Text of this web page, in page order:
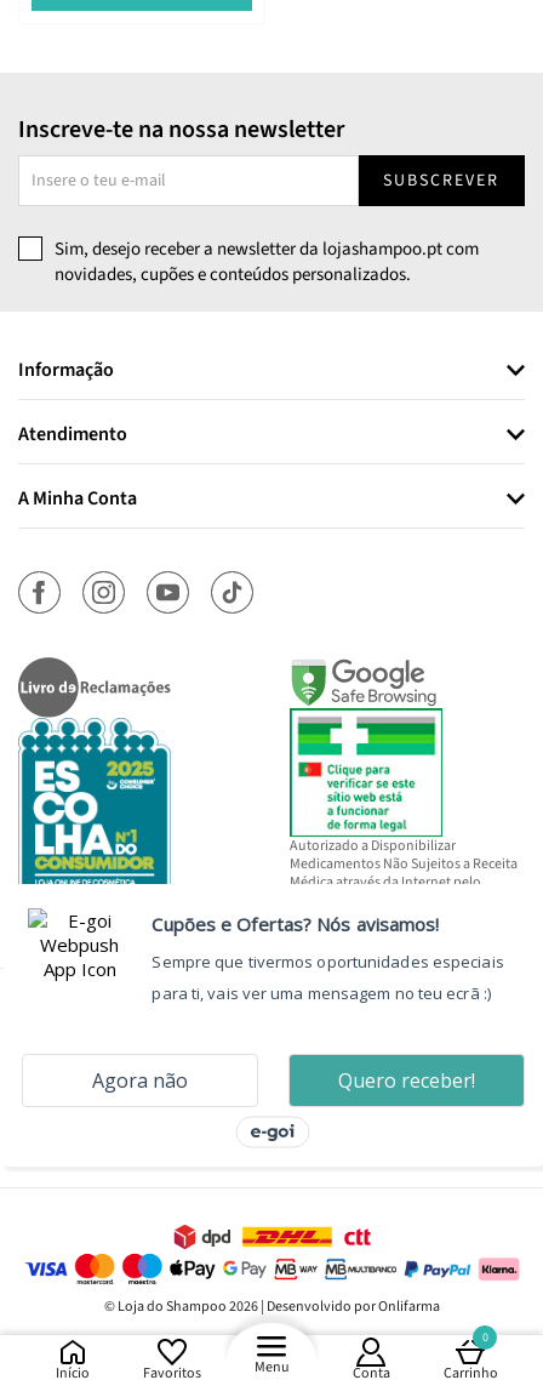
Início Favoritos Menu Conta
0
Carrinho
Inscreve-te na nossa newsletter
SUBSCREVER
Sim, desejo receber a newsletter da lojashampoo.pt com
novidades, cupões e conteúdos personalizados.
Informação
Atendimento
A Minha Conta
Autorizado a Disponibilizar
Medicamentos Não Sujeitos a Receita
Médica através da Internet pelo
© Loja do Shampoo 2026 | Desenvolvido por Onlifarma